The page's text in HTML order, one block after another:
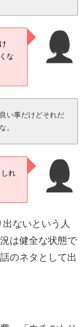
な
い事だけどそれだ
。
しれ
ないという人
は健全な状態で
のネタとして出